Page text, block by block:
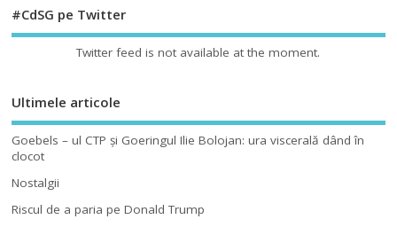
#CdSG pe Twitter
Twitter feed is not available at the moment.
Ultimele articole
Goebels – ul CTP şi Goeringul Ilie Bolojan: ura viscerală dând în
clocot
Nostalgii
Riscul de a paria pe Donald Trump